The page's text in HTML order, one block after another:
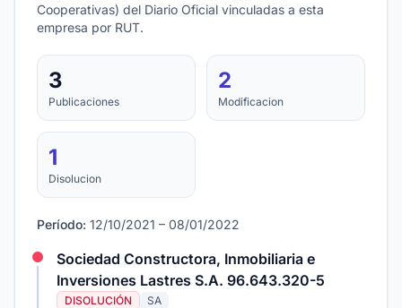
Cooperativas) del Diario Oficial vinculadas a esta
empresa por RUT.
3
Publicaciones
2
Modificacion
1
Disolucion
Período: 12/10/2021 – 08/01/2022
Sociedad Constructora, Inmobiliaria e
Inversiones Lastres S.A. 96.643.320-5
DISOLUCIÓN SA